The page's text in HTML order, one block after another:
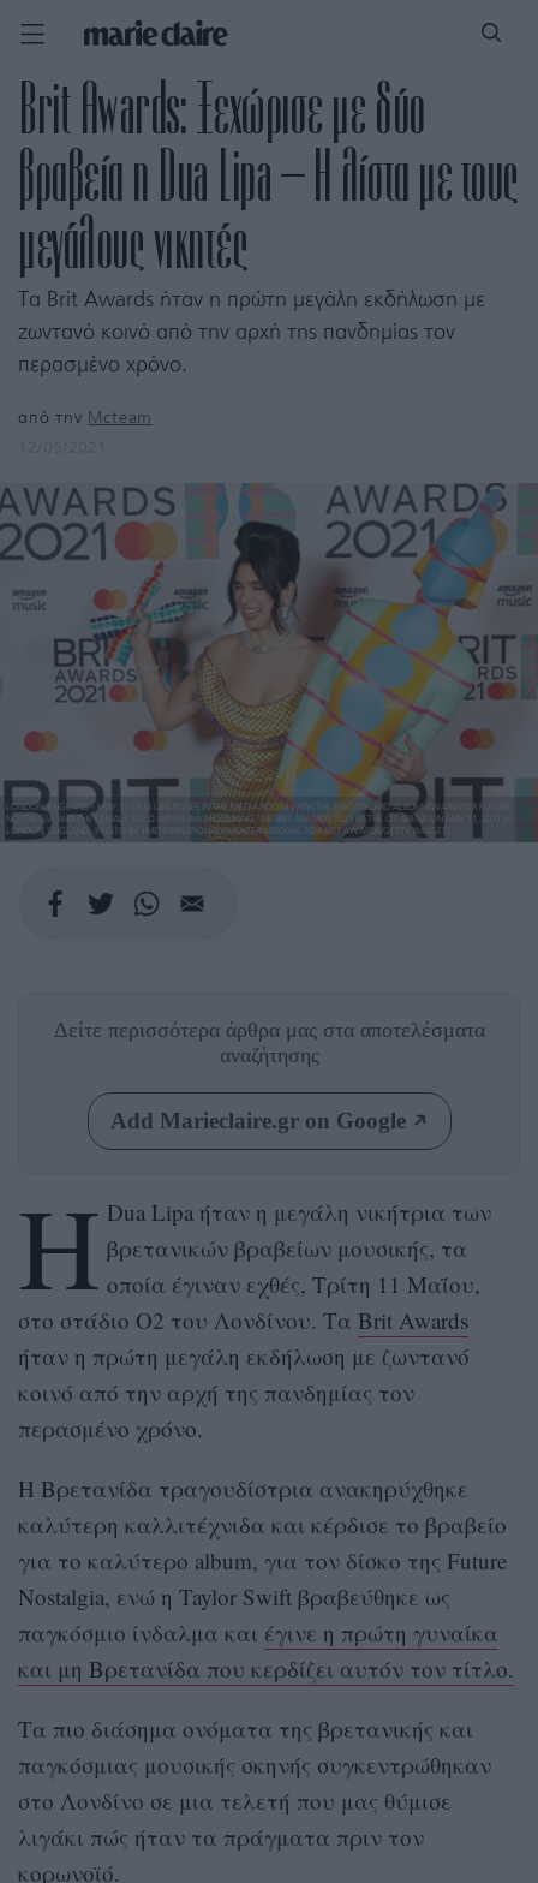
Brit Awards: Ξεχώρισε με δύο
βραβεία η Dua Lipa – Η λίστα με τους
μεγάλους νικητές
Τα Brit Awards ήταν η πρώτη μεγάλη εκδήλωση με
ζωντανό κοινό από την αρχή της πανδημίας τον
περασμένο χρόνο.
από την Mcteam
LONDON, ENGLAND - MAY 11: DUA LIPA POSES IN THE MEDIA ROOM WITH THE MASTERCARD ALBUM AWARD FOR FUTURE
NOSTALGIA AND THE FEMALE SOLO ARTIST AWARD DURING THE BRIT AWARDS 2021 AT THE O2 ARENA ON MAY 11, 2021 IN
LONDON, ENGLAND. (PHOTO BY JMENTERNATIONAL/JMENTERNATIONAL FOR BRIT AWARDS/GETTY IMAGES)
Δείτε περισσότερα άρθρα μας στα αποτελέσματα
αναζήτησης
Add Marieclaire.gr on Google
Η Dua Lipa ήταν η μεγάλη νικήτρια των
βρετανικών βραβείων μουσικής, τα
οποία έγιναν εχθές, Τρίτη 11 Μαΐου,
στο στάδιο O2 του Λονδίνου. Τα Brit Awards
ήταν η πρώτη μεγάλη εκδήλωση με ζωντανό
κοινό από την αρχή της πανδημίας τον
περασμένο χρόνο.
Η Βρετανίδα τραγουδίστρια ανακηρύχθηκε
καλύτερη καλλιτέχνιδα και κέρδισε το βραβείο
για το καλύτερο album, για τον δίσκο της Future
Nostalgia, ενώ η Taylor Swift βραβεύθηκε ως
παγκόσμιο ίνδαλμα και έγινε η πρώτη γυναίκα
και μη Βρετανίδα που κερδίζει αυτόν τον τίτλο.
Τα πιο διάσημα ονόματα της βρετανικής και
παγκόσμιας μουσικής σκηνής συγκεντρώθηκαν
στο Λονδίνο σε μια τελετή που μας θύμισε
λιγάκι πώς ήταν τα πράγματα πριν τον
κορωνοϊό.